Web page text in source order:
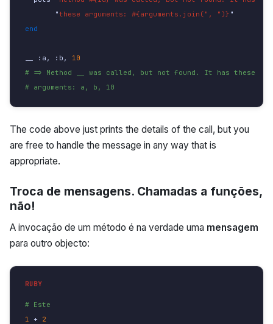
"these arguments: #{arguments.join(", ")} "
end
:a , :b ,
10
# => Method __ was called, but not found. It has these
# arguments: a, b, 10
The code above just prints the details of the call, but you
are free to handle the message in any way that is
appropriate.
Troca de mensagens. Chamadas a funções,
não!
A invocação de um método é na verdade uma mensagem
para outro objecto:
# Este
1
+
2